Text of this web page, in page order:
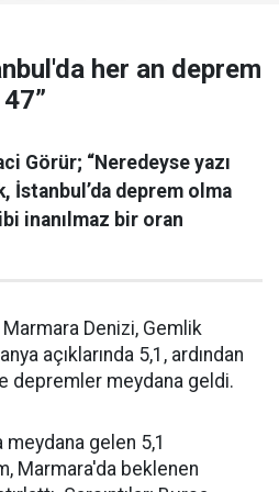
her an deprem
Görür; “Neredeyse yazı
İstanbul’da deprem olma
inanılmaz bir oran
Denizi, Gemlik
açıklarında 5,1, ardından
depremler meydana geldi.
gelen 5,1
Marmara'da beklenen